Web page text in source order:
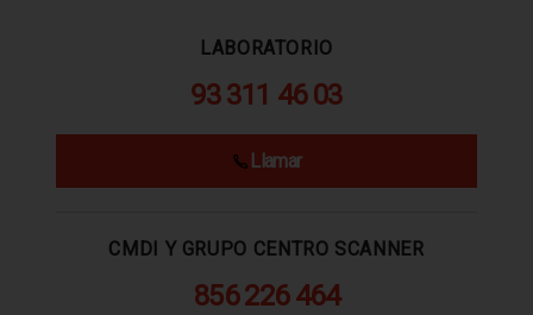
LABORATORIO
93 311 46 03
Llamar
CMDI Y GRUPO CENTRO SCANNER
856 226 464